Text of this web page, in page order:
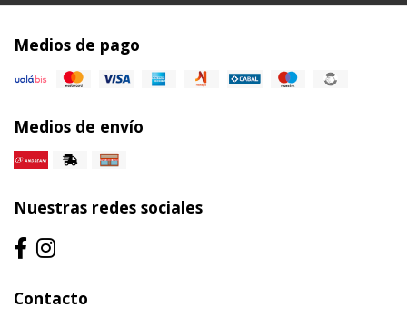
Medios de pago
Medios de envío
Nuestras redes sociales
Contacto